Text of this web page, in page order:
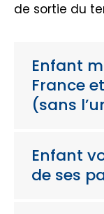
de sortie du
Enfant
France
(sans
Enfant
de ses